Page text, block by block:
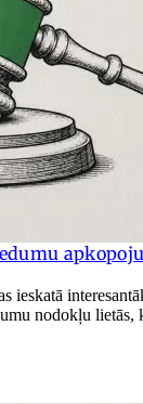
ieskatā
nodokļu lietās,